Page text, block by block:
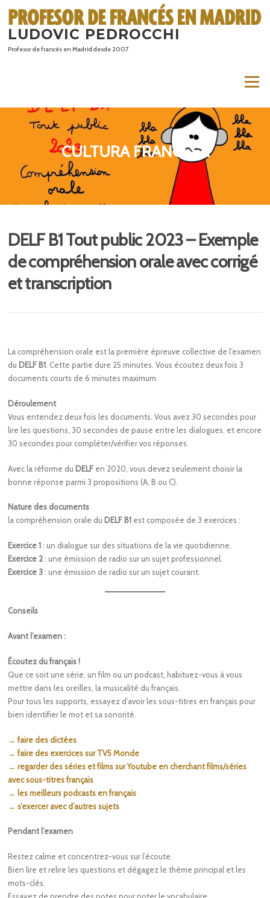
contenido
LUDOVIC PEDROCCHI
Profesor de francés en Madrid desde 2007
Menú
CULTURA FRANCESA
DELF B1 Tout public 2023 – Exemple
de compréhension orale avec corrigé
et transcription
La compréhension orale est la première épreuve collective de l’examen
du DELF B1. Cette partie dure 25 minutes. Vous écoutez deux fois 3
documents courts de 6 minutes maximum.
Déroulement
Vous entendez deux fois les documents. Vous avez 30 secondes pour
lire les questions, 30 secondes de pause entre les dialogues, et encore
30 secondes pour compléter/vérifier vos réponses.
Avec la réforme du DELF en 2020, vous devez seulement choisir la
bonne réponse parmi 3 propositions (A, B ou C).
Nature des documents
la compréhension orale du DELF B1 est composée de 3 exercices :
Exercice 1: un dialogue sur des situations de la vie quotidienne.
Exercice 2: une émission de radio sur un sujet professionnel.
Exercice 3: une émission de radio sur un sujet courant.
Conseils
Avant l’examen :
Écoutez du français !
Que ce soit une série, un film ou un podcast, habituez-vous à vous
mettre dans les oreilles, la musicalité du français.
Pour tous les supports, essayez d’avoir les sous-titres en français pour
bien identifier le mot et sa sonorité.
→ faire des dictées
→ faire des exercices sur TV5 Monde
→ regarder des séries et films sur Youtube en cherchant films/séries
avec sous-titres français
→ les meilleurs podcasts en français
→ s’exercer avec d’autres sujets
Pendant l’examen
Restez calme et concentrez-vous sur l’écoute.
Bien lire et relire les questions et dégagez le thème principal et les
mots-clés.